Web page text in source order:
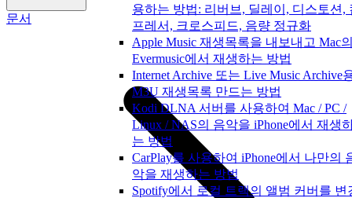
용하는 방법: 리버브, 딜레이, 디스토션,
프레서, 크로스피드, 음량 정규화
Apple Music 재생목록을 내보내고 Mac
Evermusic에서 재생하는 방법
Internet Archive 또는 Live Music Archive
M3U 재생목록 만드는 방법
Kodi DLNA 서버를 사용하여 Mac / PC /
Linux / NAS의 음악을 iPhone에서 재생
는 방법
CarPlay를 사용하여 iPhone에서 나만의
악을 재생하는 방법
Spotify에서 로컬 트랙의 앨범 커버를 변
문서